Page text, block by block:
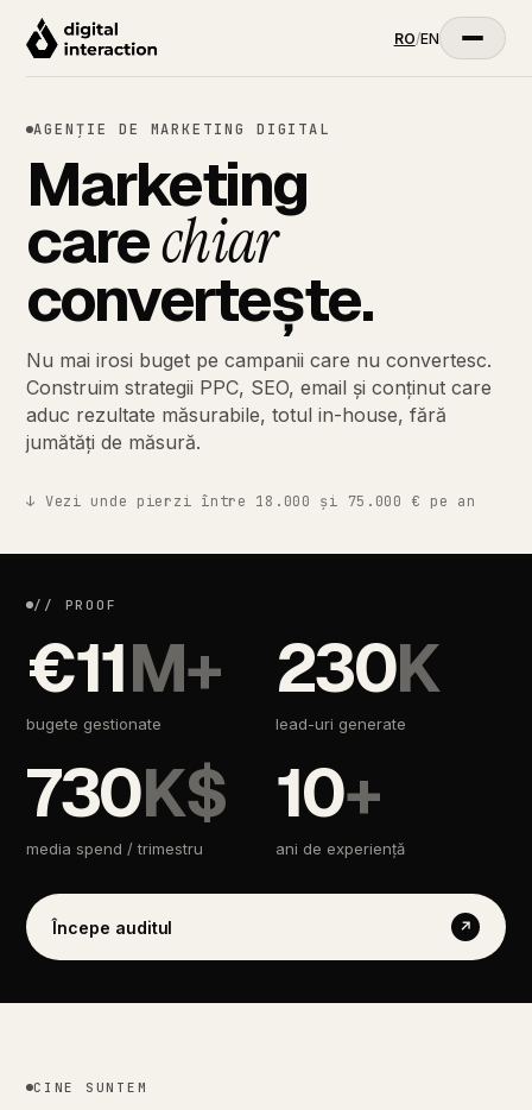
RO/EN
AGENȚIE DE MARKETING DIGITAL
Marketing
carechiar
convertește.
Nu mai irosi buget pe campanii care nu convertesc.
Construim strategii PPC, SEO, email și conținut care
aduc rezultate măsurabile, totul in-house, fără
jumătăți de măsură.
↓ Vezi unde pierzi între 18.000 și 75.000 € pe an
// PROOF
€11M+
bugete gestionate
230K
lead-uri generate
730K$
media spend / trimestru
10+
ani de experiență
Începe auditul ↗
CINE SUNTEM